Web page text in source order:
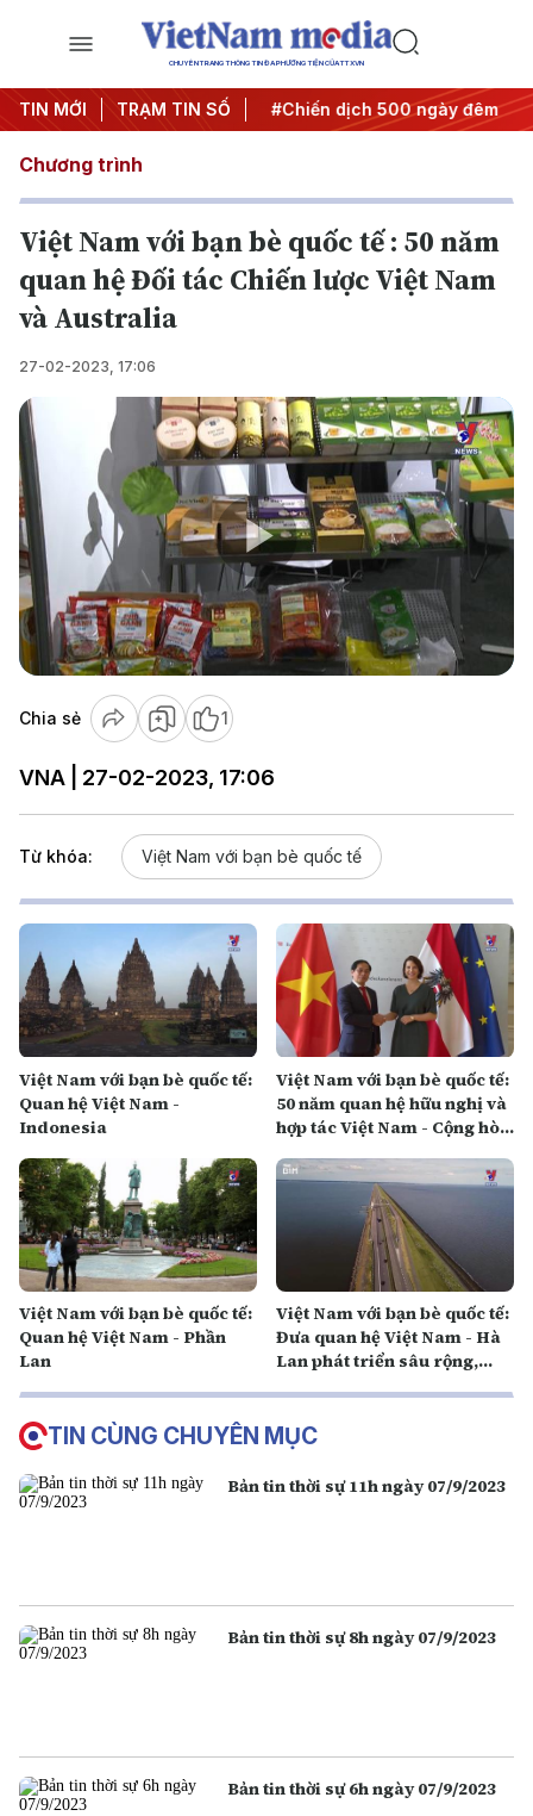
CHUYÊN TRANG THÔNG TIN ĐA PHƯƠNG TIỆN CỦA TTXVN
TIN MỚI TRẠM TIN SỐ
quyết thành hành động #Chiến dịch 500 ngày đêm
Chương trình
Việt Nam với bạn bè quốc tế : 50 năm
quan hệ Đối tác Chiến lược Việt Nam
và Australia
27-02-2023, 17:06
Play
Video
Chia sẻ 1
VNA | 27-02-2023, 17:06
Từ khóa: Việt Nam với bạn bè quốc tế
Việt Nam với bạn bè quốc tế:
Quan hệ Việt Nam -
Indonesia
Việt Nam với bạn bè quốc tế:
50 năm quan hệ hữu nghị và
hợp tác Việt Nam - Cộng hòa
Việt Nam với bạn bè quốc tế:
Quan hệ Việt Nam - Phần
Lan
Việt Nam với bạn bè quốc tế:
Đưa quan hệ Việt Nam - Hà
Lan phát triển sâu rộng,
TIN CÙNG CHUYÊN MỤC
Bản tin thời sự 11h ngày 07/9/2023
Bản tin thời sự 8h ngày 07/9/2023
Bản tin thời sự 6h ngày 07/9/2023